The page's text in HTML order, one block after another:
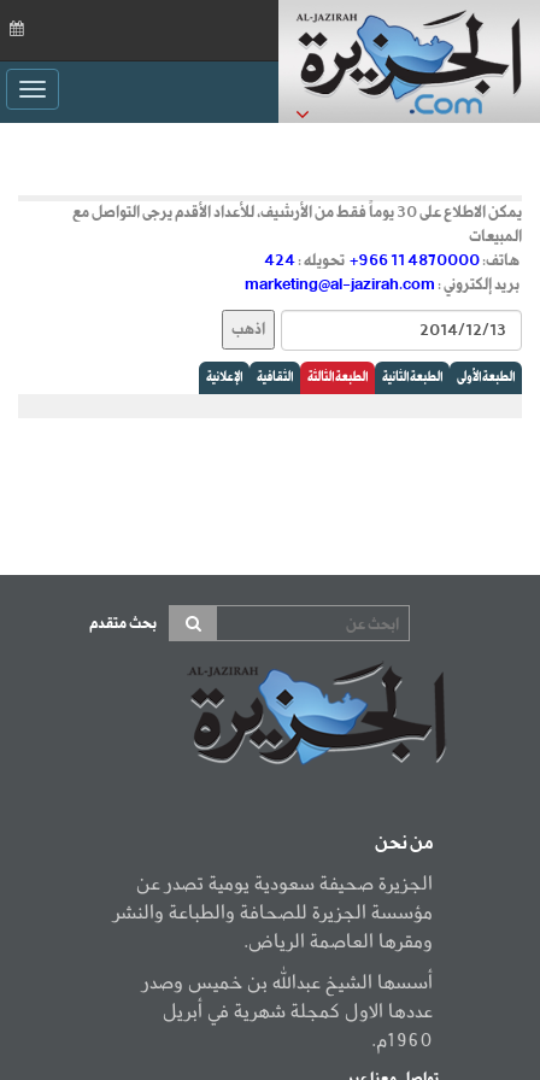
يمكن الاطلاع على 30 يوماً فقط من الأرشيف، للأعداد الأقدم يرجى التواصل مع
المبيعات
هاتف: +966 11 4870000 تحويله : 424
بريد إلكتروني : marketing@al-jazirah.com
الطبعة الأولى الطبعة الثانية الطبعة الثالثة الثقافية الإعلانية
بحث متقدم
من نحن
الجزيرة صحيفة سعودية يومية تصدر عن
مؤسسة الجزيرة للصحافة والطباعة والنشر
ومقرها العاصمة الرياض.
أسسها الشيخ عبدالله بن خميس وصدر
عددها الاول كمجلة شهرية في أبريل
1960م.